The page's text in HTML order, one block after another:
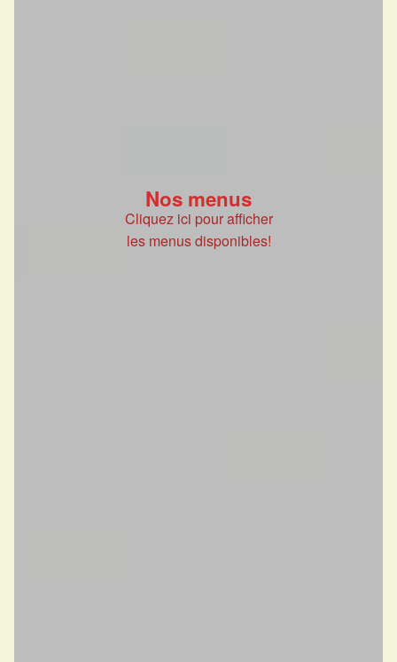
Nos menus
Cliquez ici pour afficher
les menus disponibles!